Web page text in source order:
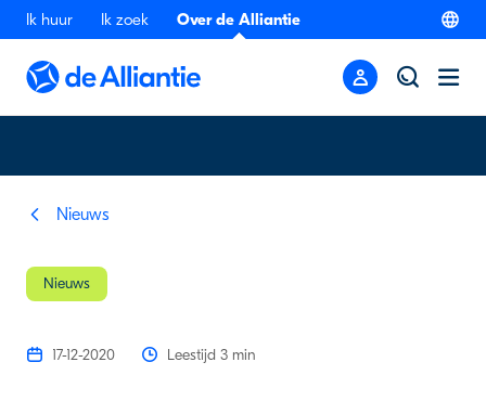
Ik huur Ik zoek Over de Alliantie
Nieuws
Nieuws
17-12-2020 Leestijd 3 min